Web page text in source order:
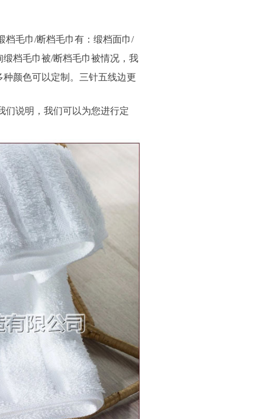
毛巾/断档毛巾有：缎档面巾/
档毛巾被/断档毛巾被情况，我
颜色可以定制。 三针五线边更
说明，我们可以为您进行定